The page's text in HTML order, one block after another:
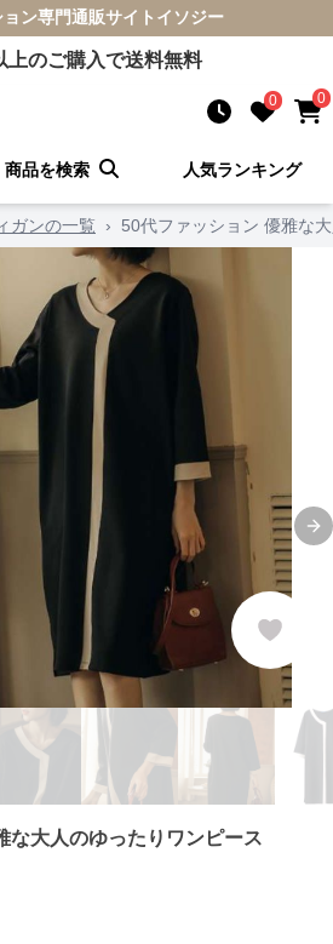
ン専門通販サイト イソジー
上のご購入で送料無料
0 0
商品を検索 人気ランキング
ガンの一覧 › 50代ファッション 優雅な
な大人のゆったりワンピース